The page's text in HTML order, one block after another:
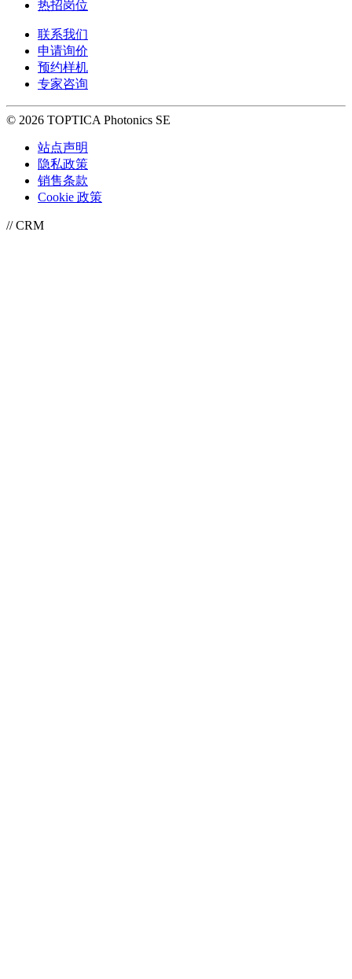
热招岗位
联系我们
申请询价
预约样机
专家咨询
© 2026 TOPTICA Photonics SE
站点声明
隐私政策
销售条款
Cookie 政策
// CRM